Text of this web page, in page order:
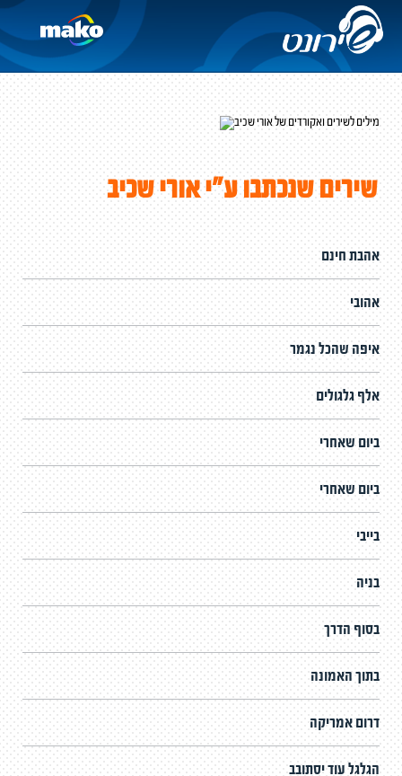
שירים שנכתבו ע"י אורי שכיב
אהבת חינם
אהובי
איפה שהכל נגמר
אלף גלגולים
ביום שאחרי
ביום שאחרי
בייבי
בניה
בסוף הדרך
בתוך האמונה
דרום אמריקה
הגלגל עוד יסתובב